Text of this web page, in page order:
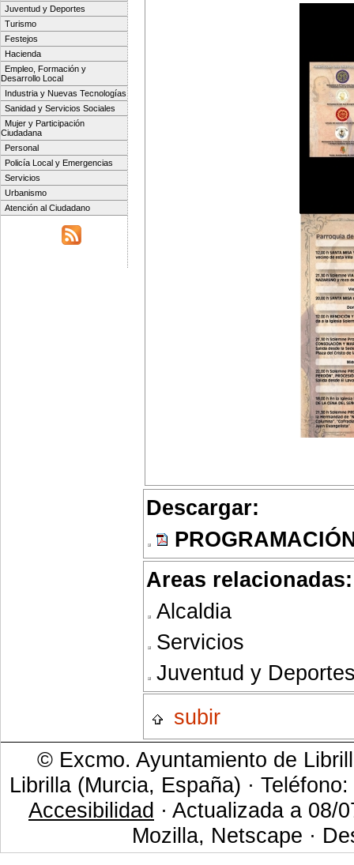
Juventud y Deportes
Turismo
Festejos
Hacienda
Empleo, Formación y
Desarrollo Local
Industria y Nuevas Tecnologías
Sanidad y Servicios Sociales
Mujer y Participación
Ciudadana
Personal
Policía Local y Emergencias
Servicios
Urbanismo
Atención al Ciudadano
Descargar:
Areas relacionadas:
Alcaldia
Servicios
Juventud y
subir
© Excmo. Ayuntamiento de
Librilla (Murcia, España) ·
Accesibilidad · Actualizada a 08/
Mozilla, Netscape ·